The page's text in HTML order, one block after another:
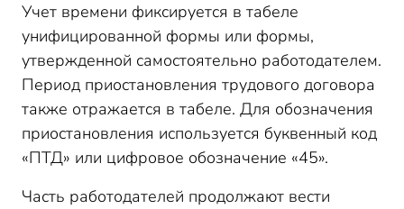
Учет времени фиксируется в табеле
унифицированной формы или формы,
утвержденной самостоятельно работодателем.
Период приостановления трудового договора
также отражается в табеле. Для обозначения
приостановления используется буквенный код
«ПТД» или цифровое обозначение «45».
Часть работодателей продолжают вести